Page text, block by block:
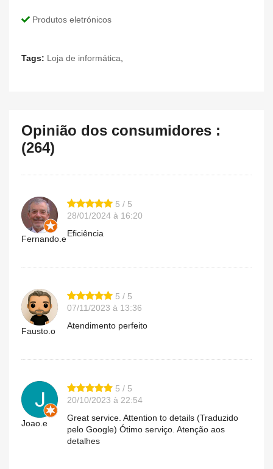
Produtos eletrónicos
Tags: Loja de informática,
Opinião dos consumidores :
(264)
Fernando.e
5 / 5
28/01/2024 à 16:20
Eficiência
Fausto.o
5 / 5
07/11/2023 à 13:36
Atendimento perfeito
Joao.e
5 / 5
20/10/2023 à 22:54
Great service. Attention to details (Traduzido
pelo Google) Ótimo serviço. Atenção aos
detalhes